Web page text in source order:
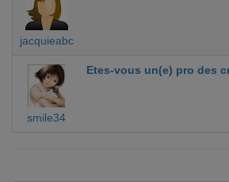
jacquieabc
smile34
Etes-vous un(e) pro des